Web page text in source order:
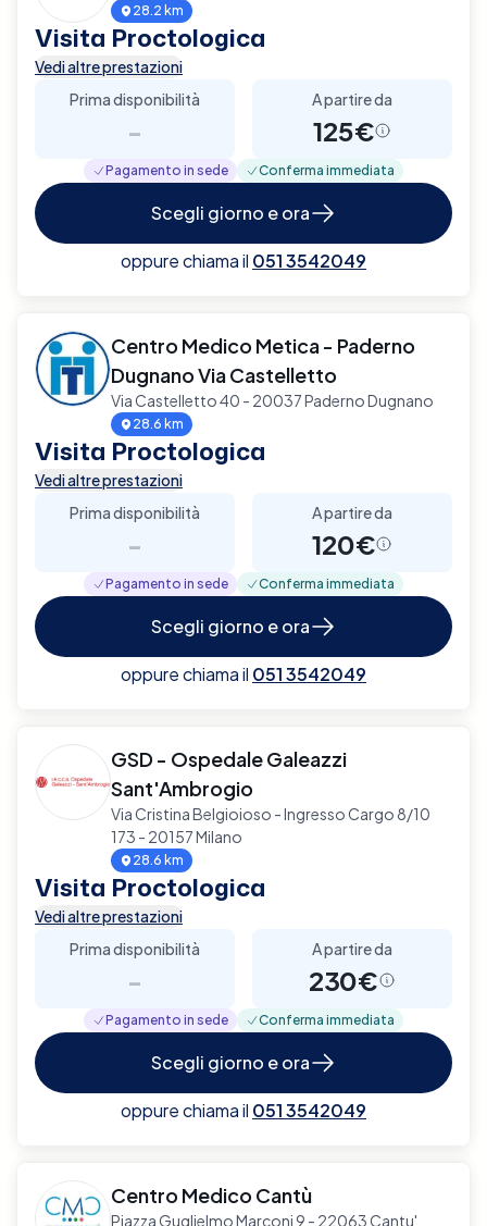
28.2 km
Visita Proctologica
Vedi altre prestazioni
Prima disponibilità
-
A partire da
125€
Pagamento in sede Conferma immediata
Scegli giorno e ora
oppure chiama il 051 3542049
Centro Medico Metica - Paderno
Dugnano Via Castelletto
Via Castelletto 40 - 20037 Paderno Dugnano
28.6 km
Visita Proctologica
Vedi altre prestazioni
Prima disponibilità
-
A partire da
120€
Pagamento in sede Conferma immediata
Scegli giorno e ora
oppure chiama il 051 3542049
GSD - Ospedale Galeazzi
Sant'Ambrogio
Via Cristina Belgioioso - Ingresso Cargo 8/10
173 - 20157 Milano
28.6 km
Visita Proctologica
Vedi altre prestazioni
Prima disponibilità
-
A partire da
230€
Pagamento in sede Conferma immediata
Scegli giorno e ora
oppure chiama il 051 3542049
Centro Medico Cantù
Piazza Guglielmo Marconi 9 - 22063 Cantu'